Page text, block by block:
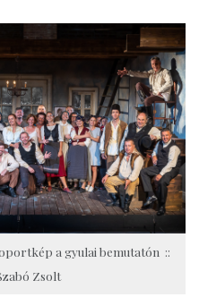
a gyulai bemutatón ::
Zsolt